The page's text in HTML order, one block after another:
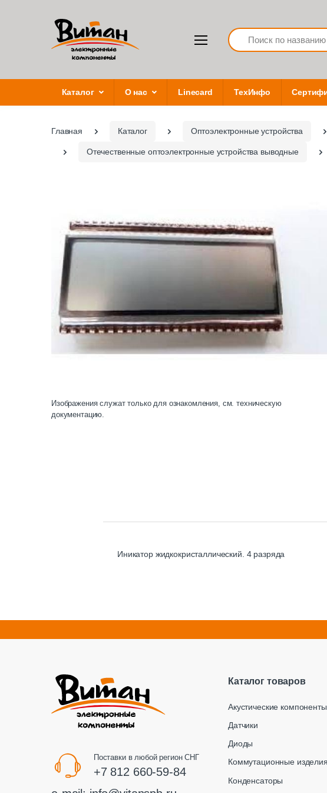
Search
Каталог О нас Linecard ТехИнфо
Главная Каталог Оптоэлектронные устройства
Отечественные оптоэлектронные устройства выводные
Изображения служат только для ознакомления, см. техническую
документацию.
Иникатор жидкокристаллический. 4 разряда
Поставки в любой регион СНГ
+7 812 660-59-84
Каталог товаров
Акустические компоненты
Датчики
Диоды
Коммутационные изделия
Конденсаторы